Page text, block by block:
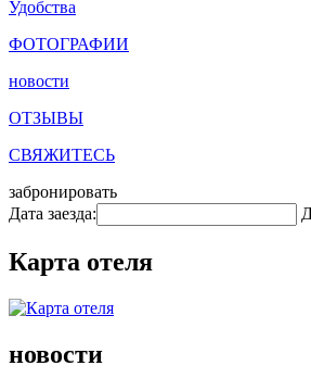
Удобства
ФОТОГРАФИИ
новости
ОТЗЫВЫ
СВЯЖИТЕСЬ
забронировать
Дата заезда:
Карта отеля
новости